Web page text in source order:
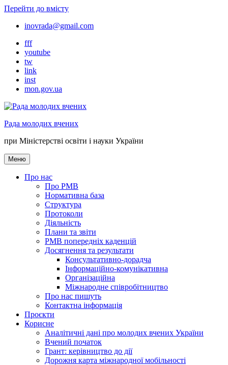
Перейти до вмісту
inovrada@gmail.com
fff
youtube
tw
link
inst
mon.gov.ua
Рада молодих вчених
при Міністерстві освіти і науки України
Меню
Про нас
Про РМВ
Нормативна база
Cтруктура
Протоколи
Діяльність
Плани та звіти
РМВ попередніх каденцій
Досягнення та результати
Консультативно-дорадча
Інформаційно-комунікативна
Організаційна
Міжнародне співробітництво
Про нас пишуть
Контактна інформація
Проєкти
Корисне
Аналітичні дані про молодих вчених України
Вчений початок
Грант: керівництво до дії
Дорожня карта міжнародної мобільності